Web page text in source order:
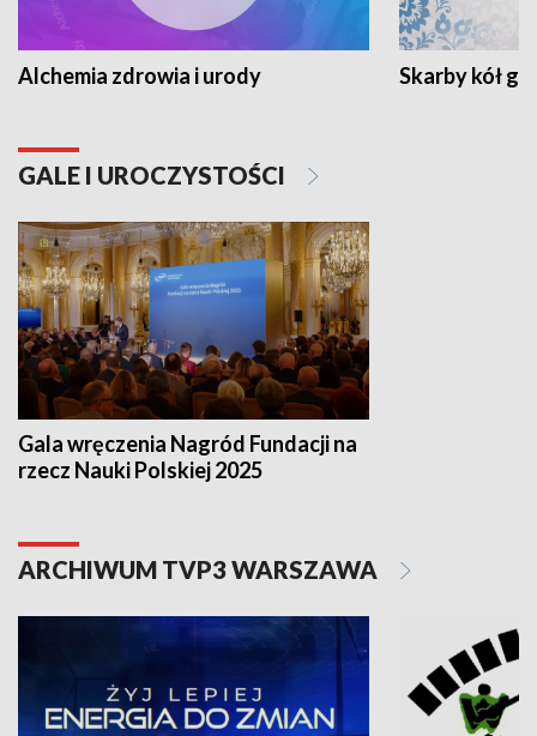
Alchemia zdrowia i urody Skarby kół
GALE I UROCZYSTOŚCI
Gala wręczenia Nagród Fundacji na
rzecz Nauki Polskiej 2025
ARCHIWUM TVP3 WARSZAWA